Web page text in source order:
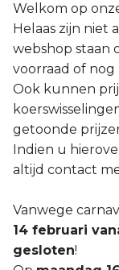
Welkom op
Helaas zijn niet
webshop staan
voorraad of nog
Ook kunnen
getoonde
Indien u
altijd contact
Vanwege
14 februari
gesloten!